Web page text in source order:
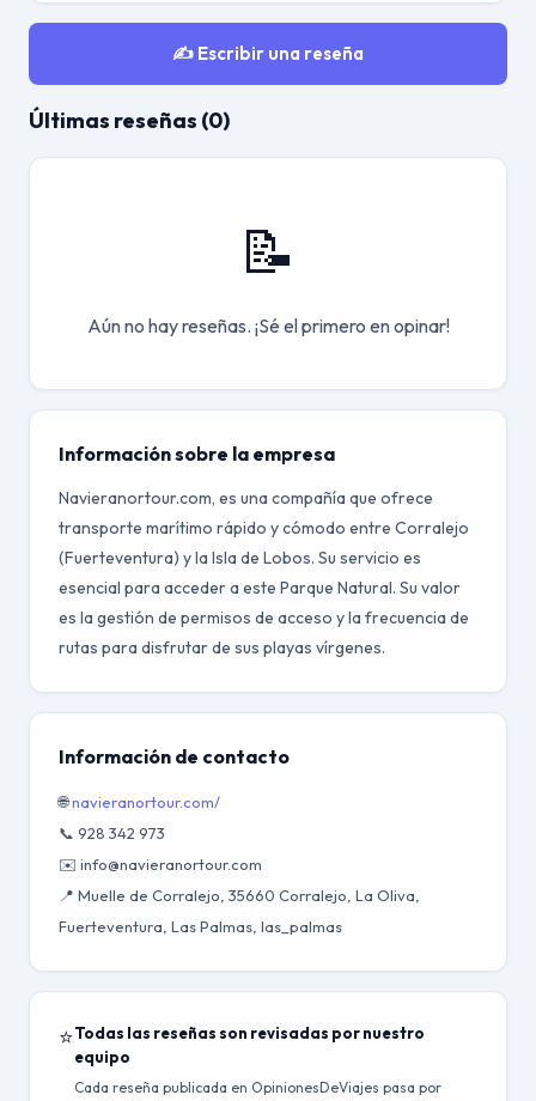
✍️ Escribir una reseña
Últimas reseñas (0)
📝
Aún no hay reseñas. ¡Sé el primero en opinar!
Información sobre la empresa
Navieranortour.com, es una compañía que ofrece
transporte marítimo rápido y cómodo entre Corralejo
(Fuerteventura) y la Isla de Lobos. Su servicio es
esencial para acceder a este Parque Natural. Su valor
es la gestión de permisos de acceso y la frecuencia de
rutas para disfrutar de sus playas vírgenes.
Información de contacto
🌐navieranortour.com/
📞 928 342 973
✉️ info@navieranortour.com
📍 Muelle de Corralejo, 35660 Corralejo, La Oliva,
Fuerteventura, Las Palmas, las_palmas
⭐Todas las reseñas son revisadas por nuestro
equipo
Cada reseña publicada en OpinionesDeViajes pasa por